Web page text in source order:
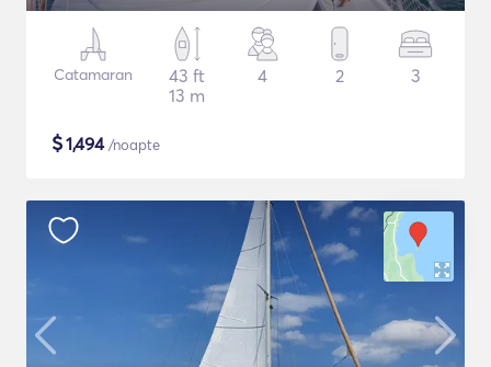
Catamaran
43 ft
13 m
4 2 3
$1,494/noapte